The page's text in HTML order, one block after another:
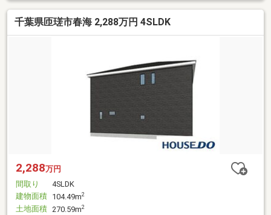
千葉県匝瑳市春海 2,288万円 4SLDK
2,288万円
間取り
4SLDK
建物面積 104.49m2
土地面積 270.59m2